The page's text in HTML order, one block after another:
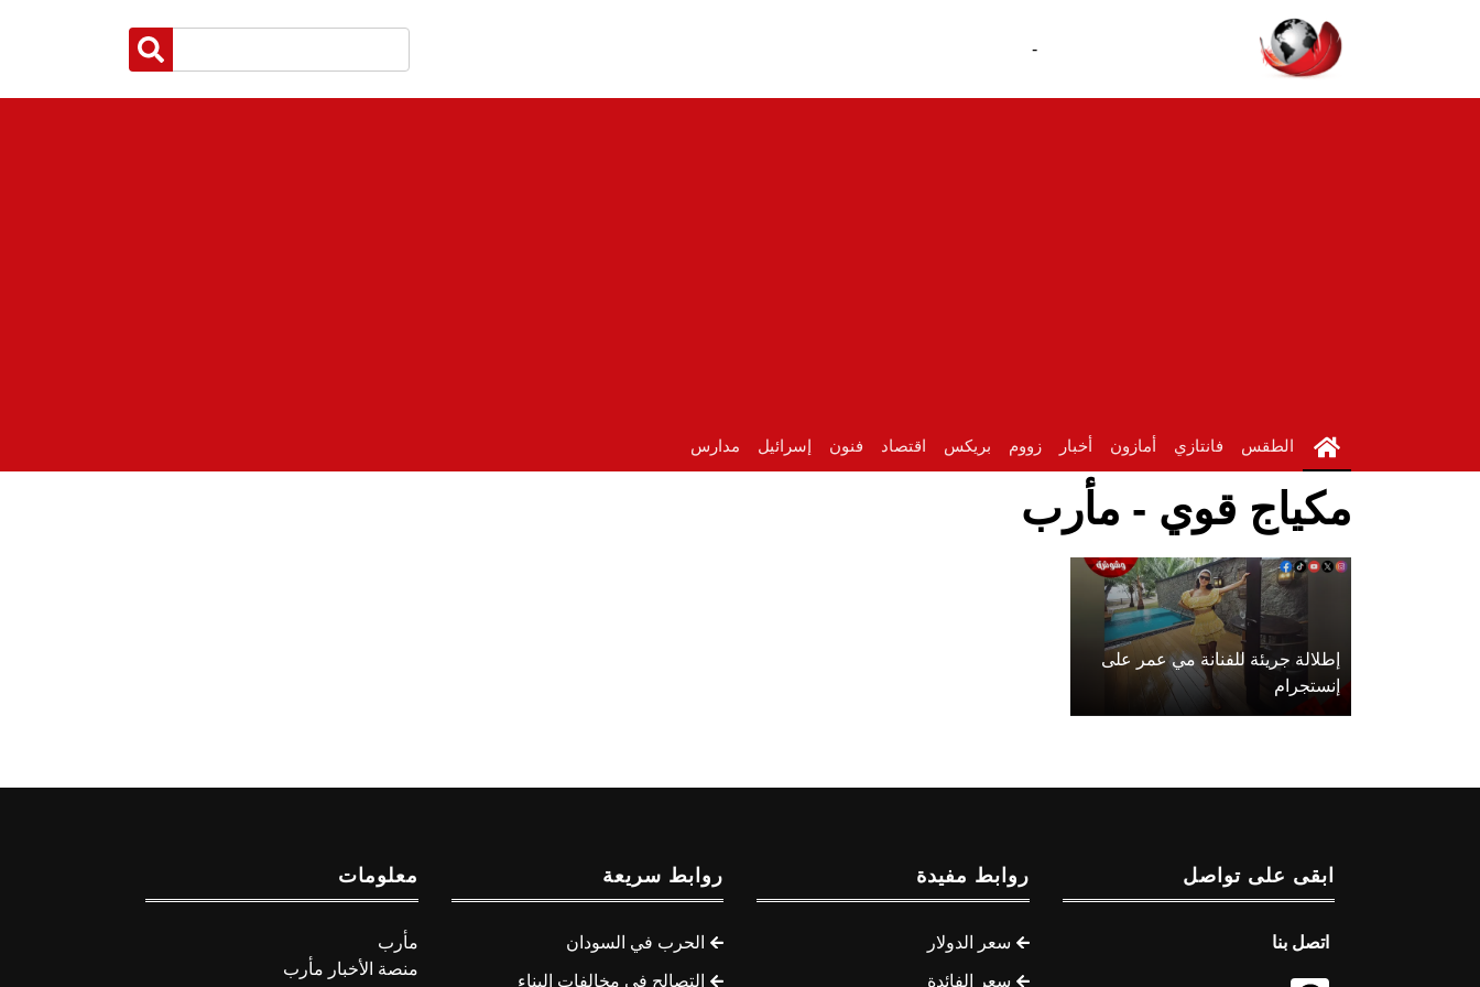
-
الطقس فانتازي أمازون أخبار زووم بريكس اقتصاد فنون إسرائيل مدارس
مكياج قوي - مأرب
إطلالة جريئة للفنانة مي عمر على
إنستجرام
ابقى على تواصل
اتصل بنا
روابط مفيدة
سعر الدولار
سعر الفائدة
روابط سريعة
الحرب في السودان
التصالح في مخالفات البناء
معلومات
مأرب
منصة الأخبار مأرب